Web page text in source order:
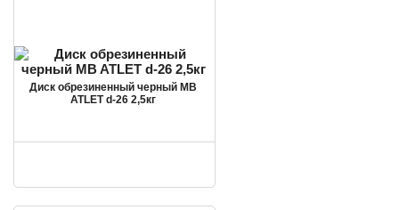
Диск обрезиненный черный MB
ATLET d-26 2,5кг